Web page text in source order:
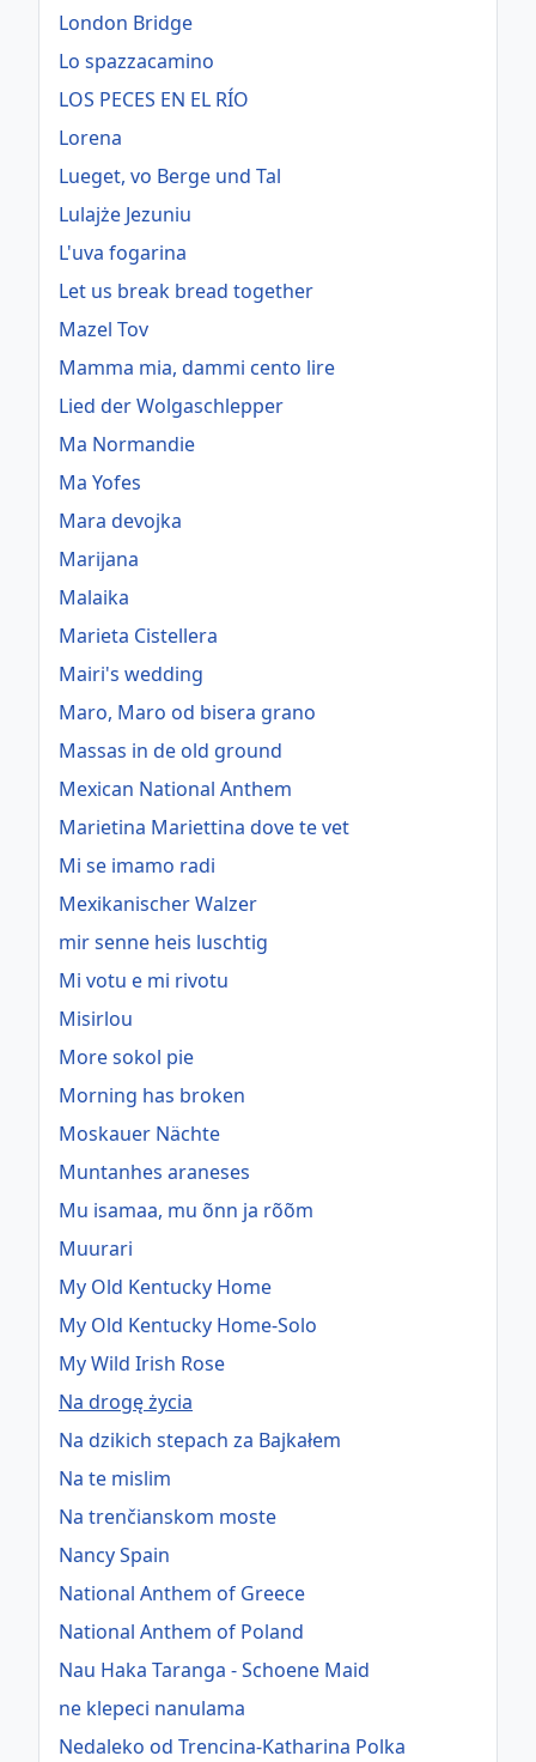
London Bridge
Lo spazzacamino
LOS PECES EN EL RÍO
Lorena
Lueget, vo Berge und Tal
Lulajże Jezuniu
L'uva fogarina
Let us break bread together
Mazel Tov
Mamma mia, dammi cento lire
Lied der Wolgaschlepper
Ma Normandie
Ma Yofes
Mara devojka
Marijana
Malaika
Marieta Cistellera
Mairi's wedding
Maro, Maro od bisera grano
Massas in de old ground
Mexican National Anthem
Marietina Mariettina dove te vet
Mi se imamo radi
Mexikanischer Walzer
mir senne heis luschtig
Mi votu e mi rivotu
Misirlou
More sokol pie
Morning has broken
Moskauer Nächte
Muntanhes araneses
Mu isamaa, mu õnn ja rõõm
Muurari
My Old Kentucky Home
My Old Kentucky Home-Solo
My Wild Irish Rose
Na drogę życia
Na dzikich stepach za Bajkałem
Na te mislim
Na trenčianskom moste
Nancy Spain
National Anthem of Greece
National Anthem of Poland
Nau Haka Taranga - Schoene Maid
ne klepeci nanulama
Nedaleko od Trencina-Katharina Polka